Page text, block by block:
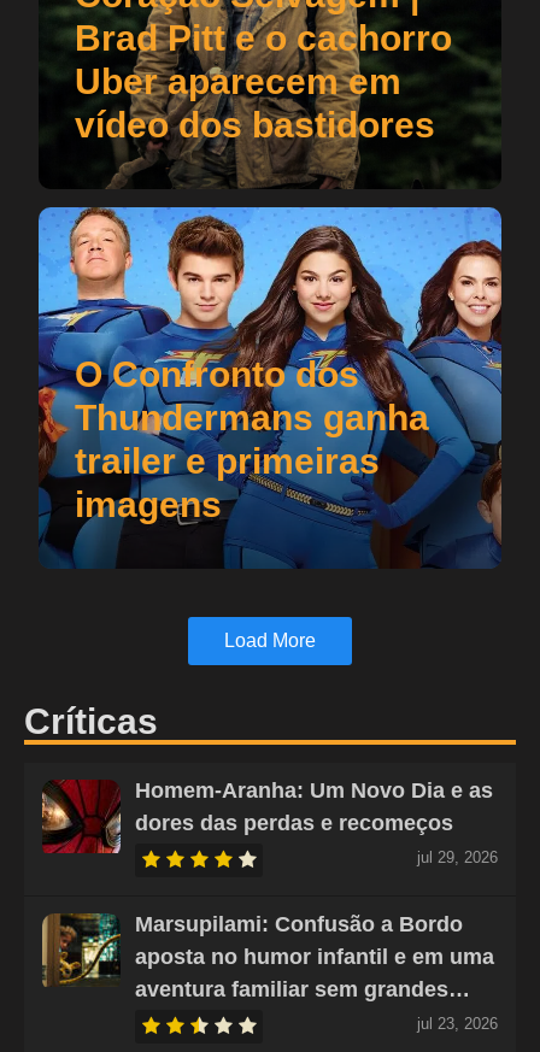
Brad Pitt e o cachorro
Uber aparecem em
vídeo dos bastidores
O Confronto dos
Thundermans ganha
trailer e primeiras
imagens
Load More
Críticas
Homem-Aranha: Um Novo Dia e as
dores das perdas e recomeços
jul 29, 2026
Marsupilami: Confusão a Bordo
aposta no humor infantil e em uma
aventura familiar sem grandes…
jul 23, 2026